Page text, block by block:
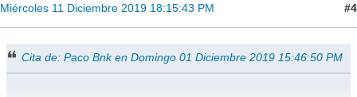
Miércoles 11 Diciembre 2019 18:15:43 PM #4
Cita de: Paco Bnk en Domingo 01 Diciembre 2019 15:46:50 PM